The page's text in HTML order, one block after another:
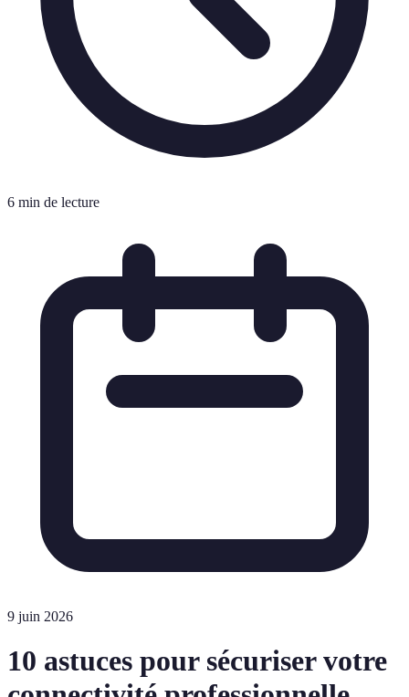
6 min de lecture
9 juin 2026
10 astuces pour sécuriser votre